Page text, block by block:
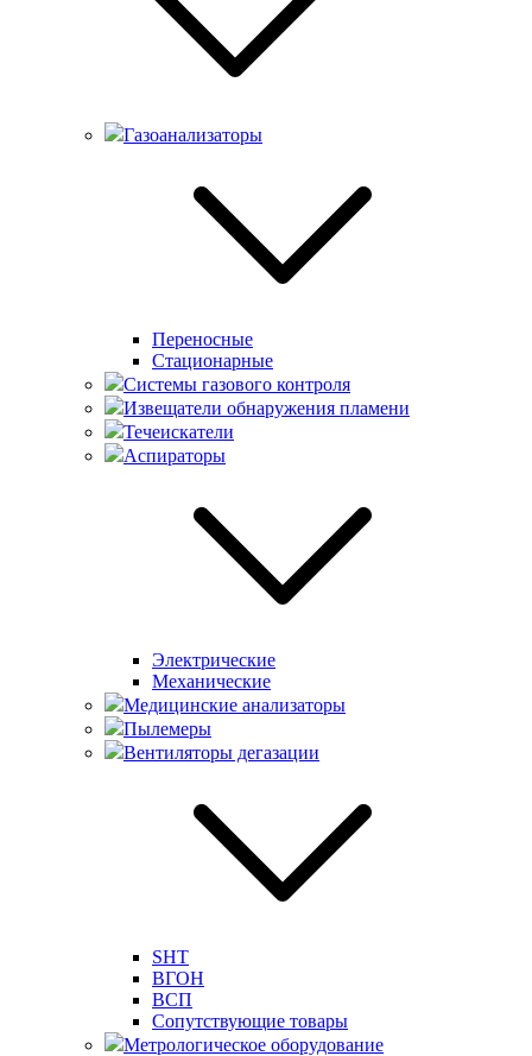
Газоанализаторы
Переносные
Стационарные
Системы газового контроля
Извещатели обнаружения пламени
Течеискатели
Аспираторы
Электрические
Механические
Медицинские анализаторы
Пылемеры
Вентиляторы дегазации
SHT
ВГОН
ВСП
Сопутствующие товары
Метрологическое оборудование